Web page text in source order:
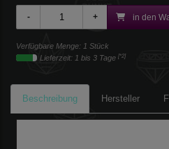
in den
Verfügbare Menge: 1 Stück
Lieferzeit: 1 bis 3 Tage [*2]
Beschreibung Hersteller